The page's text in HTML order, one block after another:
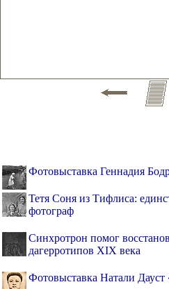
Фотовыставка Геннадия
Тетя Соня из Тифлиса:
фотограф
Синхротрон помог
дагерротипов XIX века
Фотовыставка Натали Дауст